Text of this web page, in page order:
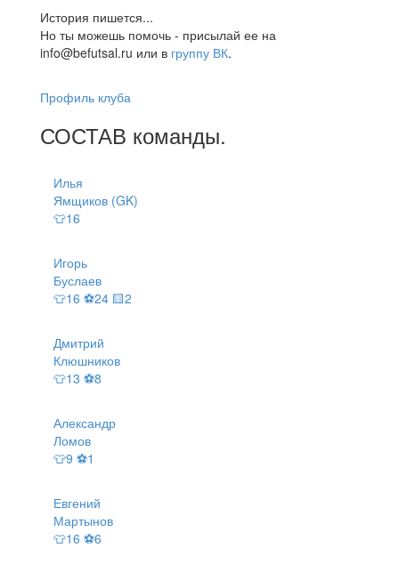
История пишется...
Но ты можешь помочь - присылай ее на
info@befutsal.ru или в группу ВК.
Профиль клуба
СОСТАВ команды.
Илья
Ямщиков (GK)
👕16
Игорь
Буслаев
👕16 ⚽24 🟨2
Дмитрий
Клюшников
👕13 ⚽8
Александр
Ломов
👕9 ⚽1
Евгений
Мартынов
👕16 ⚽6